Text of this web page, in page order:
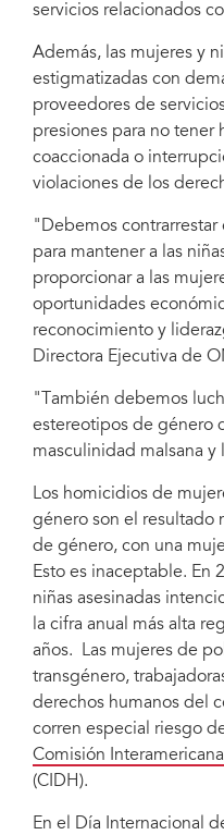
Courtesy of UN Women
servicios relacionados
Además, las mujeres y
estigmatizadas con
proveedores de
presiones para no tener
coaccionada o
violaciones de los
"Debemos contrarrestar
para mantener a las
proporcionar a las
oportunidades
reconocimiento y
Directora Ejecutiva de
"También debemos
estereotipos de género
masculinidad malsana
Los homicidios de
género son el resultado
de género, con una
Esto es inaceptable. En
niñas asesinadas
la cifra anual más alta
años. Las mujeres de
transgénero,
derechos humanos del
corren especial riesgo
Comisión
(CIDH).
En el Día Internacional